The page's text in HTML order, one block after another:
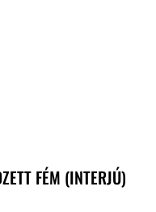
FÉM (INTERJÚ)